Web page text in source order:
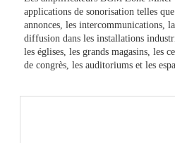
applications de sonorisation telles
annonces, les intercommunications,
diffusion dans les installations
les églises, les grands magasins, les
de congrès, les auditoriums et les